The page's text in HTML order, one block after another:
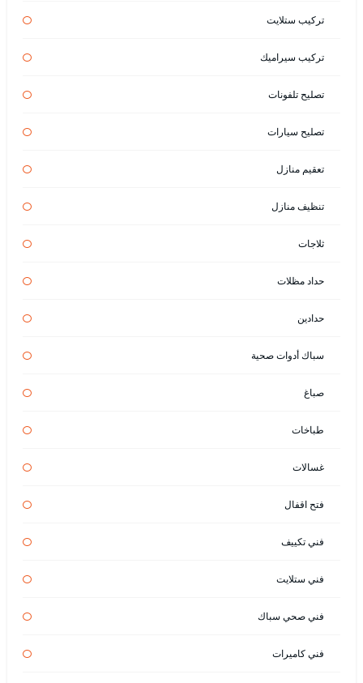
تركيب ستلايت
تركيب سيراميك
تصليح تلفونات
تصليح سيارات
تعقيم منازل
تنظيف منازل
ثلاجات
حداد مظلات
حدادين
سباك أدوات صحية
صباغ
طباخات
غسالات
فتح اقفال
فني تكييف
فني ستلايت
فني صحي سباك
فني كاميرات